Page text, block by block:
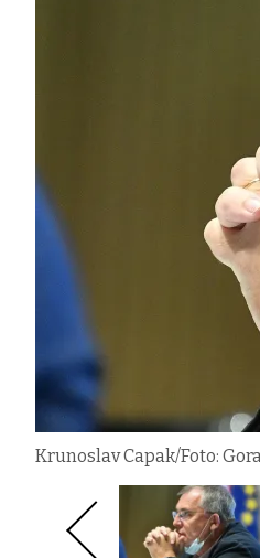
Krunoslav Capak/Foto: